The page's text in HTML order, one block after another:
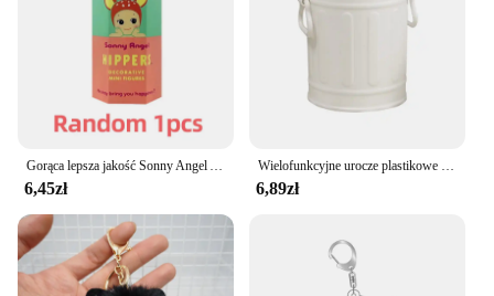
6,45zł 6,89zł